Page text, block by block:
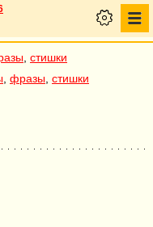
стишки
фразы стишки